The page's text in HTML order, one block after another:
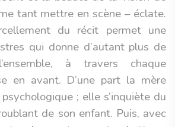
tant mettre en scène – éclate.
du récit permet une
qui donne d’autant plus de
à travers chaque
en avant. D’une part la mère
; elle s’inquiète du
de son enfant. Puis, avec